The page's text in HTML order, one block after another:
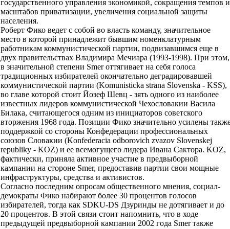
государственного управления экономикой, сокращения темпов и
масштабов приватизации, увеличения социальной защиты
населения.
Роберт Фико ведет с собой во власть команду, значительное
место в которой принадлежит бывшим номенклатурным
работникам коммунистической партии, подвизавшимся еще в
двух правительствах Владимира Мечиара (1993-1998). При этом,
в значительной степени Smer оттягивает на себя голоса
традиционных избирателей окончательно деградировавшей
коммунистической партии (Komunisticka strana Slovenska - KSS),
во главе которой стоит Йозеф Шевц - зять одного из наиболее
известных лидеров коммунистической Чехословакии Васила
Билака, считающегося одним из инициаторов советского
вторжения 1968 года. Позиции Фико значительно усилены
поддержкой со стороны Конфедерации профессиональных
союзов Словакии (Konfederacia odborovich zvazov Slovenskej
republiky - KOZ) и ее всемогущего лидера Ивана Сактора. KOZ,
фактически, приняла активное участие в предвыборной
кампании на стороне Smer, предоставив партии свои мощные
инфраструктуры, средства и активистов.
Согласно последним опросам общественного мнения, социал-
демократы Фико набирают более 30 процентов голосов
избирателей, тогда как SDKU-DS Дзуринды не дотягивает и до
20 процентов. В этой связи стоит напомнить, что в ходе
предыдущей предвыборной кампании 2002 года Smer также